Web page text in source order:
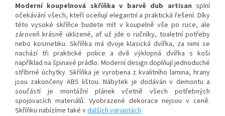
Moderní koupelnová skříňka v barvě dub artisan splní
očekávání všech, kteří oceňují elegantní a praktická řešení. Díky
této vysoké skříňce budete mít v koupelně vše po ruce, ale
zároveň krásně uklizené, ať už jde o ručníky, toaletní potřeby
nebo kosmetiku. Skříňka má dvoje klasická dvířka, za nimi se
nachází tři praktické police a dvě výklopná dvířka s koši
například na špinavé prádlo. Moderní design doplňují jednoduché
stříbrné úchytky. Skříňka je vyrobena z kvalitního lamina, hrany
jsou zakončeny ABS lištou. Nábytek je dodáván v demontu a
součástí je montážní plánek včetně všech potřebných
spojovacích materiálů. Vyobrazené dekorace nejsou v ceně.
Skříňku nabízíme také vdalších variantách.